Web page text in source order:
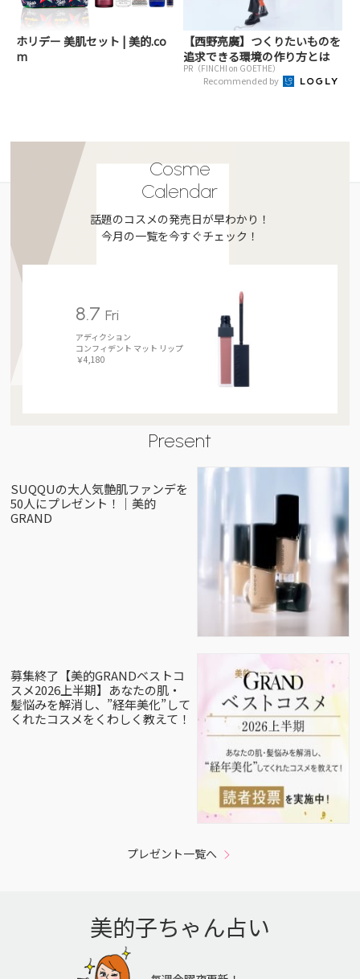
ホリデー 美肌セット | 美的.co
m
【西野亮廣】つくりたいものを
追求できる環境の作り方とは
PR（FINCHI on GOETHE）
Recommended by
Cosme
Calendar
話題のコスメの発売日が早わかり！
今月の一覧を今すぐチェック！
8.7Fri
アディクション
コンフィデント マット リップ
￥4,180
Present
SUQQUの大人気艶肌ファンデを
50人にプレゼント！｜美的
GRAND
募集終了【美的GRANDベストコ
スメ2026上半期】あなたの肌・
髪悩みを解消し、”経年美化”して
くれたコスメをくわしく教えて！
プレゼント一覧へ
美的子ちゃん占い